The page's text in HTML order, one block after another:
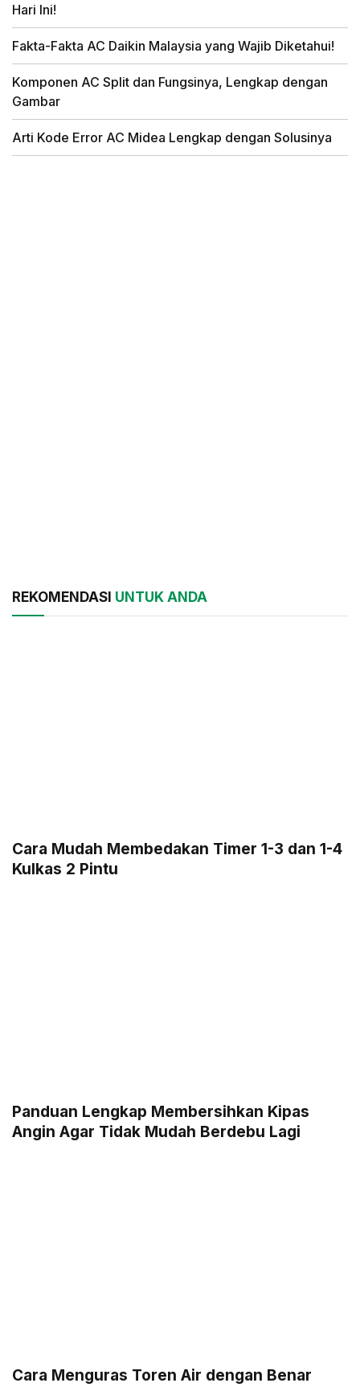
Hari Ini!
Fakta-Fakta AC Daikin Malaysia yang Wajib Diketahui!
Komponen AC Split dan Fungsinya, Lengkap dengan
Gambar
Arti Kode Error AC Midea Lengkap dengan Solusinya
REKOMENDASI UNTUK ANDA
Cara Mudah Membedakan Timer 1-3 dan 1-4
Kulkas 2 Pintu
Panduan Lengkap Membersihkan Kipas
Angin Agar Tidak Mudah Berdebu Lagi
Cara Menguras Toren Air dengan Benar